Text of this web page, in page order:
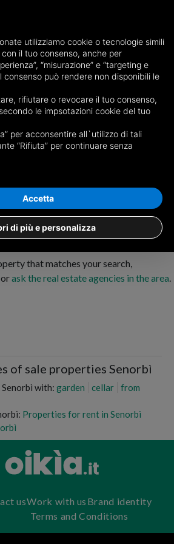
of the newspaper by mail
newspaper
that matches your search,
ask the real estate agencies in the area.
of sale properties Senorbì
with: garden cellar
from
Properties for rent in Senorbì
usWork with us Brand identity
Terms and Conditions
utilizziamo cookie o tecnologie simili
il tuo consenso, anche per
“misurazione” e “targeting e
consenso può rendere non disponibili le
rifiutare o revocare il tuo consenso,
le impsotazioni cookie del tuo
per acconsentire all`utilizzo di tali
“Rifiuta” per continuare senza
di più e personalizza
Accetta